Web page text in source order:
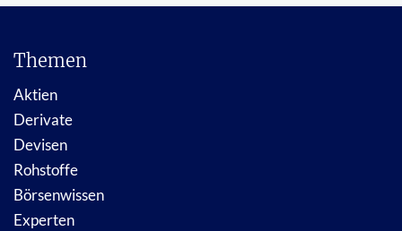
Themen
Aktien
Derivate
Devisen
Rohstoffe
Börsenwissen
Experten